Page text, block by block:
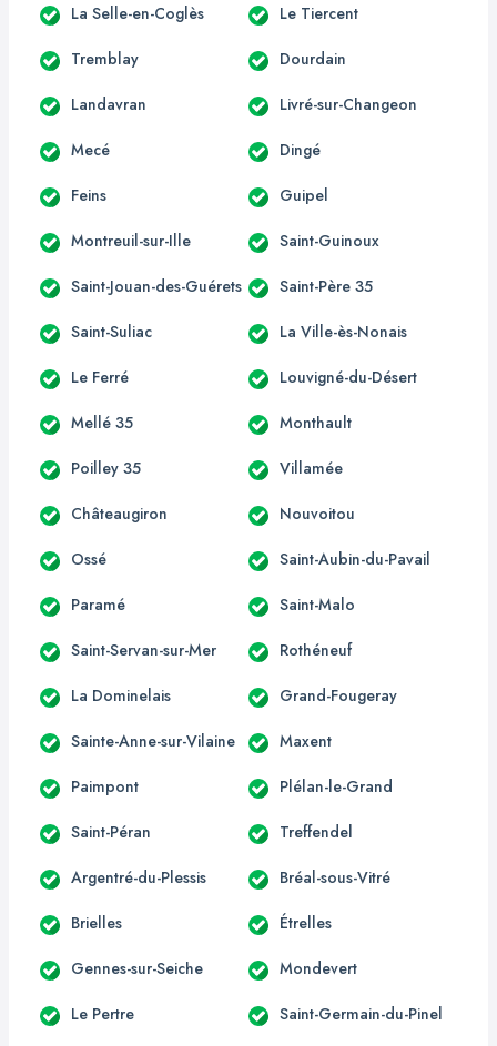
La Selle-en-Coglès Le Tiercent
Tremblay Dourdain
Landavran Livré-sur-Changeon
Mecé Dingé
Feins Guipel
Montreuil-sur-Ille Saint-Guinoux
Saint-Jouan-des-Guérets Saint-Père 35
Saint-Suliac La Ville-ès-Nonais
Le Ferré Louvigné-du-Désert
Mellé 35 Monthault
Poilley 35 Villamée
Châteaugiron Nouvoitou
Ossé Saint-Aubin-du-Pavail
Paramé Saint-Malo
Saint-Servan-sur-Mer Rothéneuf
La Dominelais Grand-Fougeray
Sainte-Anne-sur-Vilaine Maxent
Paimpont Plélan-le-Grand
Saint-Péran Treffendel
Argentré-du-Plessis Bréal-sous-Vitré
Brielles Étrelles
Gennes-sur-Seiche Mondevert
Le Pertre Saint-Germain-du-Pinel